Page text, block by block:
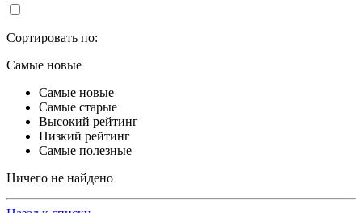
Сортировать по:
Самые новые
Самые новые
Самые старые
Высокий рейтинг
Низкий рейтинг
Самые полезные
Ничего не найдено